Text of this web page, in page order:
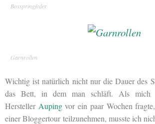
Boxspringfeder
Garnrollen
Wichtig ist natürlich nicht nur die Dauer des
das Bett, in dem man schläft. Als mich
Hersteller Aupingvor ein paar Wochen
einer Bloggertour teilzunehmen, musste ich